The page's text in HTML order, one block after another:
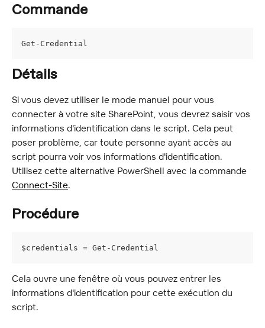
Commande
Get-Credential
Détails
Si vous devez utiliser le mode manuel pour vous
connecter à votre site SharePoint, vous devrez saisir vos
informations d'identification dans le script. Cela peut
poser problème, car toute personne ayant accès au
script pourra voir vos informations d'identification.
Utilisez cette alternative PowerShell avec la commande
Connect-Site.
Procédure
$credentials = Get-Credential
Cela ouvre une fenêtre où vous pouvez entrer les
informations d'identification pour cette exécution du
script.